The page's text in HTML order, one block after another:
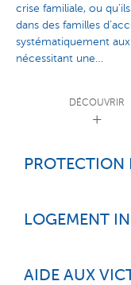
crise familiale, ou
dans des familles
systématiquement
nécessitant une…
DÉCOUVRIR
DÉCOUVRIR
PROTECTION
LOGEMENT
AIDE AUX